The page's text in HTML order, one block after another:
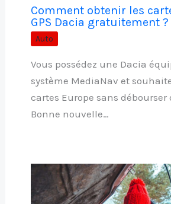
Comment obtenir les
GPS Dacia gratuitement ?
Auto
Vous possédez une Dacia
système MediaNav et
cartes Europe sans débourser
Bonne nouvelle…